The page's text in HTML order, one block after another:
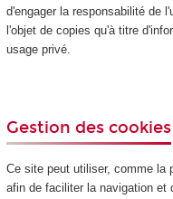
d'engager la responsabilité de
l'objet de copies qu'à titre
usage privé.
Gestion des cookies
Ce site peut utiliser, comme la
afin de faciliter la navigation et